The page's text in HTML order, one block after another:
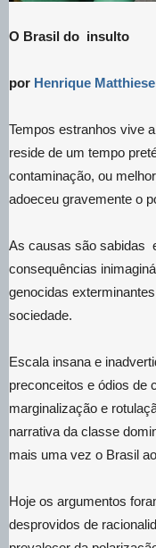
O Brasil do insulto
por Henrique
Tempos estranhos vive
reside de um tempo
contaminação, ou
adoeceu gravemente o
As causas são sabidas
consequências
genocidas
sociedade.
Escala insana e
preconceitos e ódios de
marginalização e
narrativa da classe
mais uma vez o Brasil
Hoje os argumentos
desprovidos de